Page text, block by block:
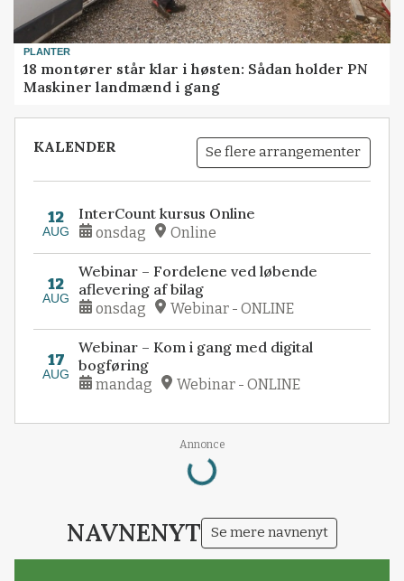
PLANTER
18 montører står klar i høsten: Sådan holder PN
Maskiner landmænd i gang
KALENDER Se flere arrangementer
12
AUG
InterCount kursus Online
onsdag Online
12
AUG
Webinar – Fordelene ved løbende
aflevering af bilag
onsdag Webinar - ONLINE
17
AUG
Webinar – Kom i gang med digital
bogføring
mandag Webinar - ONLINE
Annonce
Loading...
NAVNENYT Se mere navnenyt